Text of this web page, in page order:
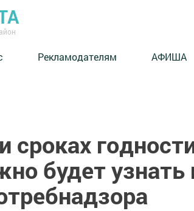
Рекламодателям АФИША
сроках
будет узнать